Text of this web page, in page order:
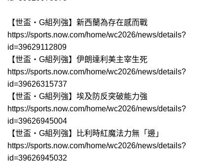
【世盃‧G組列強】新西蘭為存在感而戰
https://sports.now.com/home/wc2026/news/details?
id=39629112809
【世盃‧G組列強】伊朗達利美主宰生死
https://sports.now.com/home/wc2026/news/details?
id=39626315737
【世盃‧G組列強】埃及防反突破能力強
https://sports.now.com/home/wc2026/news/details?
id=39626945004
【世盃‧G組列強】比利時紅魔法力無「邊」
https://sports.now.com/home/wc2026/news/details?
id=39626945032